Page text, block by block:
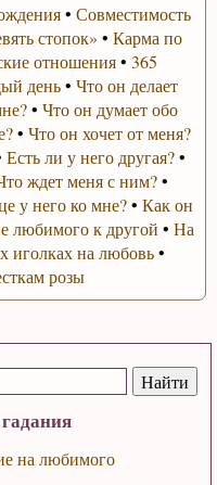
на любимого
• Совместимость
стопок» • Карма по
отношения•365
день• Что он делает
•Что он думает обо
• Что он хочет от меня?
Есть ли у него другая?•
ждет меня с ним?•
у него ко мне?• Как он
любимого к другой • На
иголках на любовь•
розы